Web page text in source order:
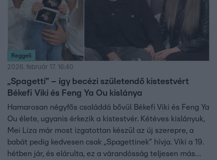
Reggeli
2026. február 17. 16:40
„Spagetti” – így becézi születendő kistestvért
Békefi Viki és Feng Ya Ou kislánya
Hamarosan négyfős családdá bővül Békefi Viki és Feng Ya
Ou élete, ugyanis érkezik a kistestvér. Kétéves kislányuk,
Mei Liza már most izgatottan készül az új szerepre, a
babát pedig kedvesen csak „Spagettinek” hívja. Viki a 19.
hétben jár, és elárulta, ez a várandósság teljesen más